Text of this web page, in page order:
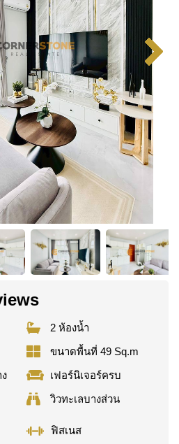
2 ห้องน้ำ
ขนาดพื้นที่ 49 Sq.m
เฟอร์นิเจอร์ครบ
วิวทะเลบางส่วน
ฟิสเนส